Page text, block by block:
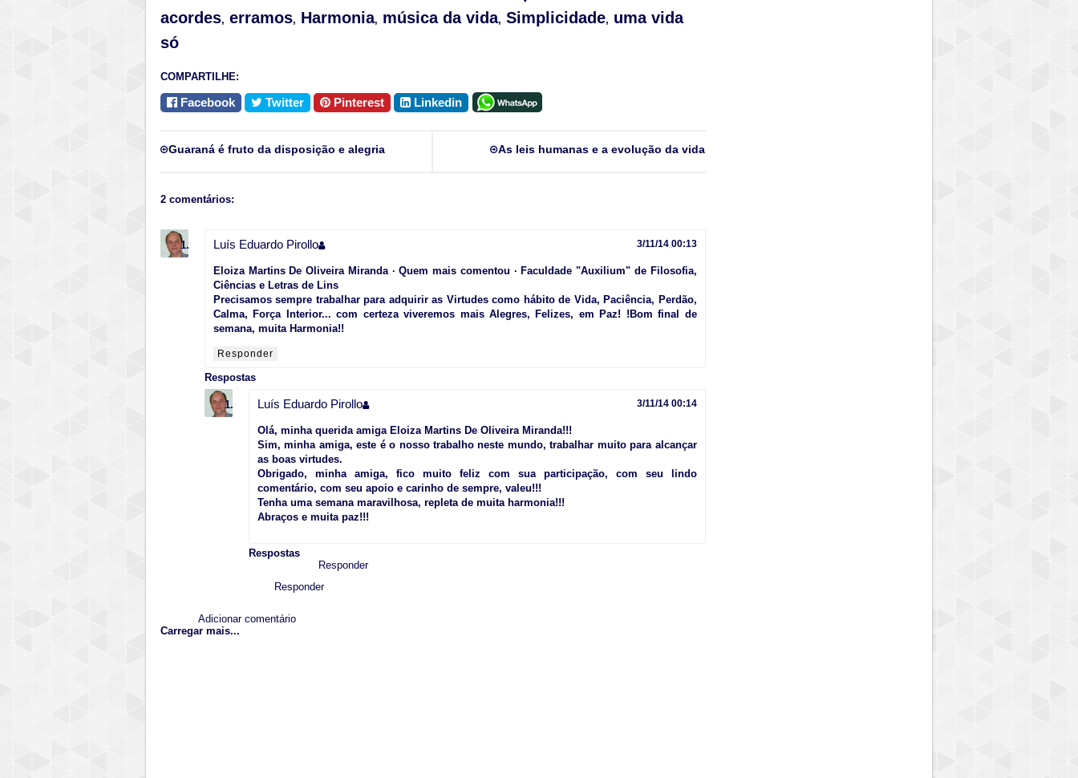
acordes, erramos, Harmonia, música da vida, Simplicidade, uma vida
só
COMPARTILHE:
Facebook Twitter Pinterest Linkedin
As leis humanas e a evolução da vida
Guaraná é fruto da disposição e alegria
2 comentários:
Luís Eduardo Pirollo 3/11/14 00:13
Eloiza Martins De Oliveira Miranda · Quem mais comentou · Faculdade "Auxilium" de Filosofia,
Ciências e Letras de Lins
Precisamos sempre trabalhar para adquirir as Virtudes como hábito de Vida, Paciência, Perdão,
Calma, Força Interior... com certeza viveremos mais Alegres, Felizes, em Paz! !Bom final de
semana, muita Harmonia!!
Responder
Respostas
Luís Eduardo Pirollo 3/11/14 00:14
Olá, minha querida amiga Eloiza Martins De Oliveira Miranda!!!
Sim, minha amiga, este é o nosso trabalho neste mundo, trabalhar muito para alcançar
as boas virtudes.
Obrigado, minha amiga, fico muito feliz com sua participação, com seu lindo
comentário, com seu apoio e carinho de sempre, valeu!!!
Tenha uma semana maravilhosa, repleta de muita harmonia!!!
Abraços e muita paz!!!
Respostas
Responder
Responder
Adicionar comentário
Carregar mais...